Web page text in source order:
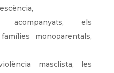
els
monoparentals,
masclista, les